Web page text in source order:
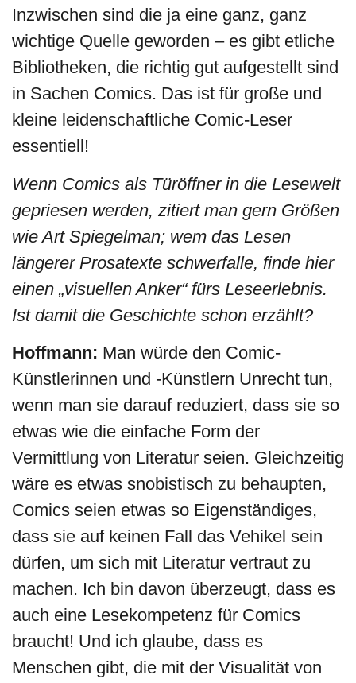
Inzwischen sind die ja eine ganz, ganz
wichtige Quelle geworden – es gibt etliche
Bibliotheken, die richtig gut aufgestellt sind
in Sachen Comics. Das ist für große und
kleine leidenschaftliche Comic-Leser
essentiell!
Wenn Comics als Türöffner in die Lesewelt
gepriesen werden, zitiert man gern Größen
wie Art Spiegelman; wem das Lesen
längerer Prosatexte schwerfalle, finde hier
einen „visuellen Anker“ fürs Leseerlebnis.
Ist damit die Geschichte schon erzählt?
Hoffmann: Man würde den Comic-
Künstlerinnen und -Künstlern Unrecht tun,
wenn man sie darauf reduziert, dass sie so
etwas wie die einfache Form der
Vermittlung von Literatur seien. Gleichzeitig
wäre es etwas snobistisch zu behaupten,
Comics seien etwas so Eigenständiges,
dass sie auf keinen Fall das Vehikel sein
dürfen, um sich mit Literatur vertraut zu
machen. Ich bin davon überzeugt, dass es
auch eine Lesekompetenz für Comics
braucht! Und ich glaube, dass es
Menschen gibt, die mit der Visualität von